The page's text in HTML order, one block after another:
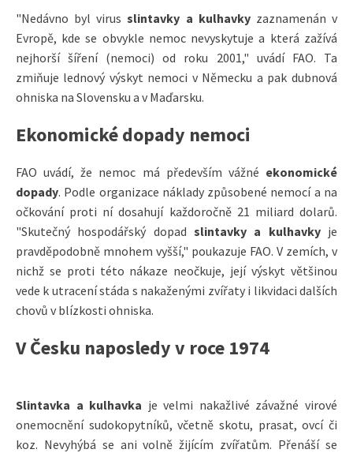
"Nedávno byl virus slintavky a kulhavkyzaznamenán v
Evropě, kde se obvykle nemoc nevyskytuje a která zažívá
nejhorší šíření (nemoci) od roku 2001," uvádí FAO. Ta
zmiňuje lednový výskyt nemoci v Německu a pak dubnová
ohniska na Slovensku a v Maďarsku.
Ekonomické dopady nemoci
FAO uvádí, že nemoc má především vážné ekonomické
dopady. Podle organizace náklady způsobené nemocí a na
očkování proti ní dosahují každoročně 21 miliard dolarů.
"Skutečný hospodářský dopad slintavky a kulhavkyje
pravděpodobně mnohem vyšší," poukazuje FAO. V zemích, v
nichž se proti této nákaze neočkuje, její výskyt většinou
vede k utracení stáda s nakaženými zvířaty i likvidaci dalších
chovů v blízkosti ohniska.
V Česku naposledy v roce 1974
Slintavka a kulhavka je velmi nakažlivé závažné virové
onemocnění sudokopytníků, včetně skotu, prasat, ovcí či
koz. Nevyhýbá se ani volně žijícím zvířatům. Přenáší se